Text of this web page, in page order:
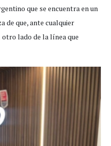
que se encuentra en un
de que, ante cualquier
lado de la línea que